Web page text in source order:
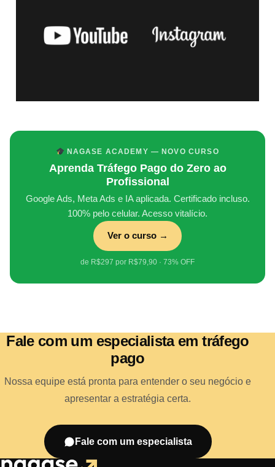
NAGASE ACADEMY — NOVO CURSO
Aprenda Tráfego Pago do Zero ao
Profissional
Google Ads, Meta Ads e IA aplicada. Certificado incluso.
100% pelo celular. Acesso vitalício.
Ver o curso →
de R$297 por R$79,90 · 73% OFF
Fale com um especialista em tráfego
pago
Nossa equipe está pronta para entender o seu negócio e
apresentar a estratégia certa.
Fale com um especialista